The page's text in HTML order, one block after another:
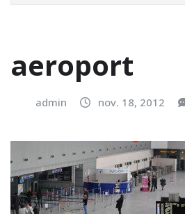
aeroport
admin nov. 18, 2012